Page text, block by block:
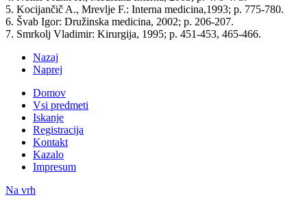
5. Kocijančič A., Mrevlje F.: Interna medicina,1993; p. 775-780.
6. Švab Igor: Družinska medicina, 2002; p. 206-207.
7. Smrkolj Vladimir: Kirurgija, 1995; p. 451-453, 465-466.
Nazaj
Naprej
Domov
Vsi predmeti
Iskanje
Registracija
Kontakt
Kazalo
Impresum
Na vrh